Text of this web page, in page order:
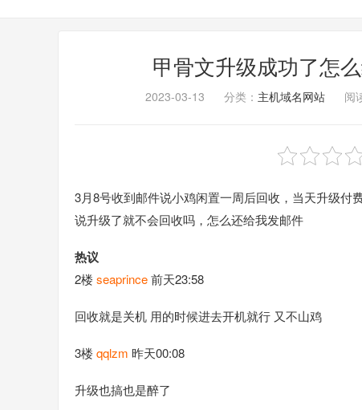
甲骨文升级成功了怎
2023-03-13 分类： 主机域名网站 阅
3月8号收到邮件说小鸡闲置一周后回收，当天升级付
说升级了就不会回收吗，怎么还给我发邮件
热议
2楼 seaprince前天23:58
回收就是关机 用的时候进去开机就行 又不山鸡
3楼 qqlzm 昨天00:08
升级也搞也是醉了